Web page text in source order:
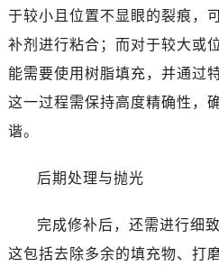
于较小且位置不显眼的裂痕，
补剂进行粘合；而对于较大或
能需要使用树脂填充，并通过
这一过程需保持高度精确性，
谐。
后期处理与抛光
完成修补后，还需进行细
这包括去除多余的填充物、打